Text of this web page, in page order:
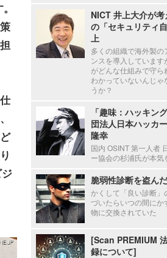
NICT 井上大介が
の「セキュリティ
上
多くの組織で海外製の
ンスを導入しています
がどんな仕組みで守ら
わかっていないんじゃ
うか？
「趣味：ハッキン
団法人日本ハッカ
隆幸
国内 OSINT 第一人者
ー協会の杉浦氏が本気
脆弱性診断を盗ん
かくして「良い診断」
づいたらいつの間にか
物に交換されていた
[Scan PREMIUM
録について]